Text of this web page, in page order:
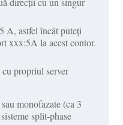
A, astfel încât puteți
xxx:5A la acest contor.
propriul server
monofazate (ca 3
split-phase